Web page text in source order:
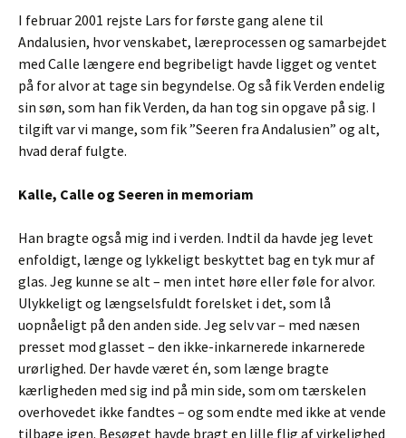
I februar 2001 rejste Lars for første gang alene til
Andalusien, hvor venskabet, læreprocessen og samarbejdet
med Calle længere end begribeligt havde ligget og ventet
på for alvor at tage sin begyndelse. Og så fik Verden endelig
sin søn, som han fik Verden, da han tog sin opgave på sig. I
tilgift var vi mange, som fik ”Seeren fra Andalusien” og alt,
hvad deraf fulgte.
Kalle, Calle og Seeren in memoriam
Han bragte også mig ind i verden. Indtil da havde jeg levet
enfoldigt, længe og lykkeligt beskyttet bag en tyk mur af
glas. Jeg kunne se alt – men intet høre eller føle for alvor.
Ulykkeligt og længselsfuldt forelsket i det, som lå
uopnåeligt på den anden side. Jeg selv var – med næsen
presset mod glasset – den ikke-inkarnerede inkarnerede
urørlighed. Der havde været én, som længe bragte
kærligheden med sig ind på min side, som om tærskelen
overhovedet ikke fandtes – og som endte med ikke at vende
tilbage igen. Besøget havde bragt en lille flig af virkelighed